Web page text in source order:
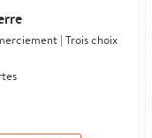
| Trois choix